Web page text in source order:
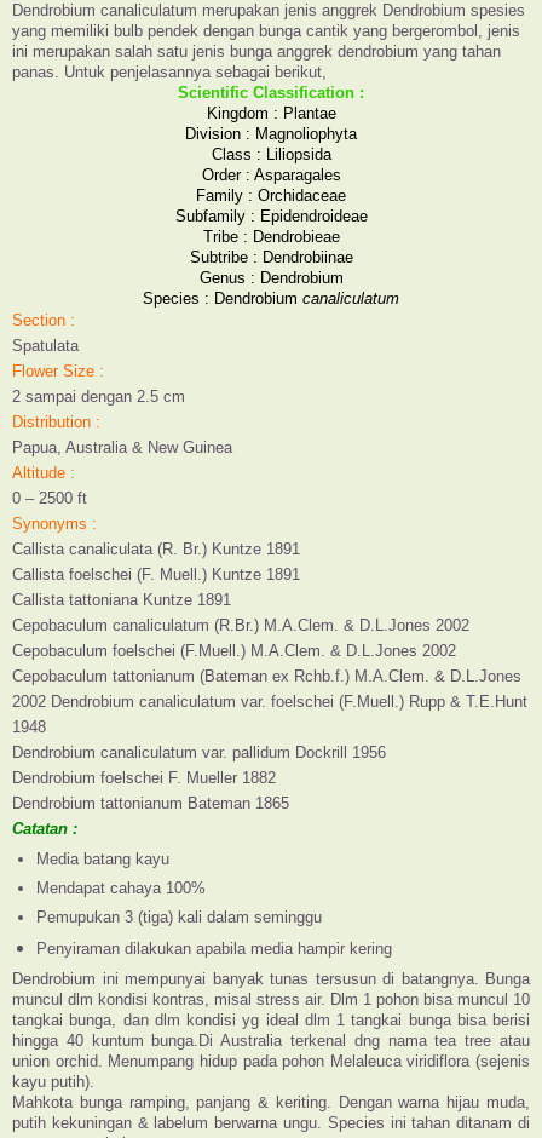
Dendrobium canaliculatum merupakan jenis anggrek Dendrobium spesies
yang memiliki bulb pendek dengan bunga cantik yang bergerombol, jenis
ini merupakan salah satu jenis bunga anggrek dendrobium yang tahan
panas. Untuk penjelasannya sebagai berikut,
Scientific Classification :
Kingdom : Plantae
Division : Magnoliophyta
Class : Liliopsida
Order : Asparagales
Family : Orchidaceae
Subfamily : Epidendroideae
Tribe : Dendrobieae
Subtribe : Dendrobiinae
Genus : Dendrobium
Species : Dendrobium canaliculatum
Section :
Spatulata
Flower Size :
2 sampai dengan 2.5 cm
Distribution :
Papua, Australia & New Guinea
Altitude :
0 – 2500 ft
Synonyms :
Callista canaliculata (R. Br.) Kuntze 1891
Callista foelschei (F. Muell.) Kuntze 1891
Callista tattoniana Kuntze 1891
Cepobaculum canaliculatum (R.Br.) M.A.Clem. & D.L.Jones 2002
Cepobaculum foelschei (F.Muell.) M.A.Clem. & D.L.Jones 2002
Cepobaculum tattonianum (Bateman ex Rchb.f.) M.A.Clem. & D.L.Jones
2002 Dendrobium canaliculatum var. foelschei (F.Muell.) Rupp & T.E.Hunt
1948
Dendrobium canaliculatum var. pallidum Dockrill 1956
Dendrobium foelschei F. Mueller 1882
Dendrobium tattonianum Bateman 1865
Catatan :
Media batang kayu
Mendapat cahaya 100%
Pemupukan 3 (tiga) kali dalam seminggu
Penyiraman dilakukan apabila media hampir kering
Dendrobium ini mempunyai banyak tunas tersusun di batangnya. Bunga
muncul dlm kondisi kontras, misal stress air. Dlm 1 pohon bisa muncul 10
tangkai bunga, dan dlm kondisi yg ideal dlm 1 tangkai bunga bisa berisi
hingga 40 kuntum bunga.Di Australia terkenal dng nama tea tree atau
union orchid. Menumpang hidup pada pohon Melaleuca viridiflora (sejenis
kayu putih).
Mahkota bunga ramping, panjang & keriting. Dengan warna hijau muda,
putih kekuningan & labelum berwarna ungu. Species ini tahan ditanam di